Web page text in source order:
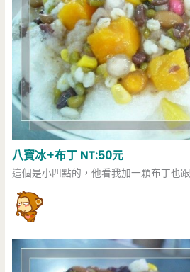
八寶冰+布丁 NT:50元
這個是小四點的，他看我加一顆布丁也